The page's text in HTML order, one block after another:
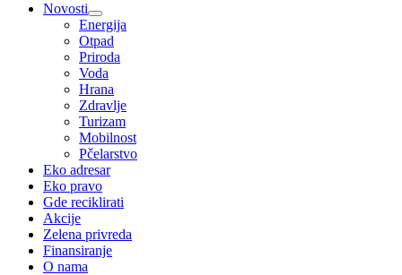
Novosti
Energija
Otpad
Priroda
Voda
Hrana
Zdravlje
Turizam
Mobilnost
Pčelarstvo
Eko adresar
Eko pravo
Gde reciklirati
Akcije
Zelena privreda
Finansiranje
O nama